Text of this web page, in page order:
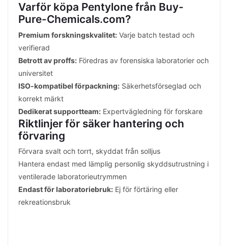
Varför köpa Pentylone från Buy-
Pure-Chemicals.com?
Premium forskningskvalitet: Varje batch testad och
verifierad
Betrott av proffs: Föredras av forensiska laboratorier och
universitet
ISO-kompatibel förpackning: Säkerhetsförseglad och
korrekt märkt
Dedikerat supportteam: Expertvägledning för forskare
Riktlinjer för säker hantering och
förvaring
Förvara svalt och torrt, skyddat från solljus
Hantera endast med lämplig personlig skyddsutrustning i
ventilerade laboratorieutrymmen
Endast för laboratoriebruk: Ej för förtäring eller
rekreationsbruk